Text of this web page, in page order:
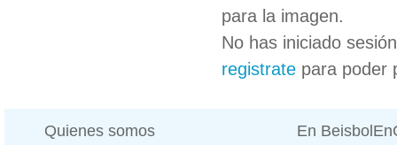
para la imagen.
No has iniciado
registrate para poder
Quienes somos En